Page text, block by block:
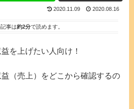
2020.11.09 2020.08.16
事は約2分で読めます。
を上げたい人向け！
益（売上）をどこから確認するの